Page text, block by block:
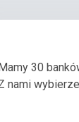
30
nami